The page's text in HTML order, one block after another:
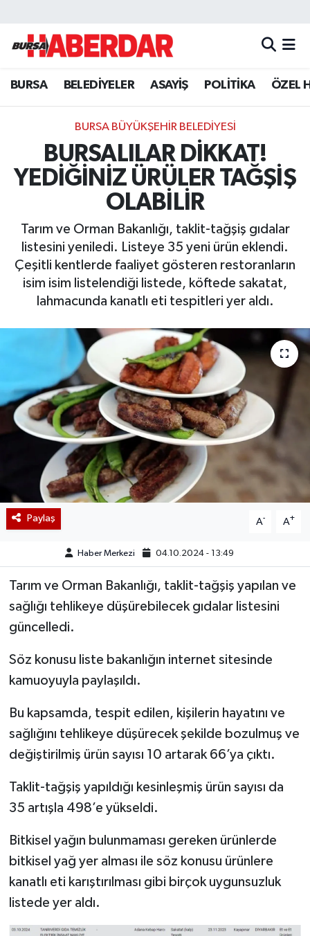
BURSA BELEDİYELER ASAYİŞ POLİTİKA ÖZEL
BURSA BÜYÜKŞEHİR BELEDİYESİ
BURSALILAR DİKKAT!
YEDİĞİNİZ ÜRÜLER TAĞŞİŞ
OLABİLİR
Tarım ve Orman Bakanlığı, taklit-tağşiş gıdalar
listesini yeniledi. Listeye 35 yeni ürün eklendi.
Çeşitli kentlerde faaliyet gösteren restoranların
isim isim listelendiği listede, köftede sakatat,
lahmacunda kanatlı eti tespitleri yer aldı.
Paylaş A- A+
Haber Merkezi 04.10.2024 - 13:49
Tarım ve Orman Bakanlığı, taklit-tağşiş yapılan ve
sağlığı tehlikeye düşürebilecek gıdalar listesini
güncelledi.
Söz konusu liste bakanlığın internet sitesinde
kamuoyuyla paylaşıldı.
Bu kapsamda, tespit edilen, kişilerin hayatını ve
sağlığını tehlikeye düşürecek şekilde bozulmuş ve
değiştirilmiş ürün sayısı 10 artarak 66’ya çıktı.
Taklit-tağşiş yapıldığı kesinleşmiş ürün sayısı da
35 artışla 498’e yükseldi.
Bitkisel yağın bulunmaması gereken ürünlerde
bitkisel yağ yer alması ile söz konusu ürünlere
kanatlı eti karıştırılması gibi birçok uygunsuzluk
listede yer aldı.
Hava Durumu
Trafik Durumu
Süper Lig Puan Durumu ve Fikstür
Tüm Manşetler
Son Dakika Haberleri
Haber Arşivi